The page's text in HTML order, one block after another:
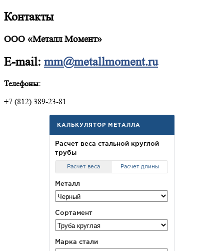
Контакты
ООО «Металл Момент»
E-mail: mm@metallmoment.ru
Телефоны:
+7 (812) 389-23-81